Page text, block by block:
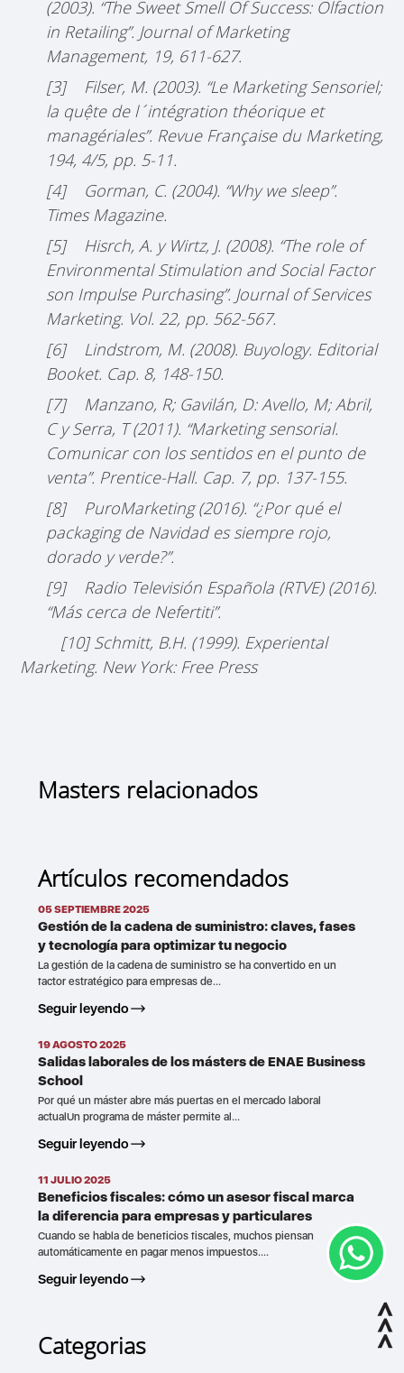
(2003). “The Sweet Smell Of Success: Olfaction
in Retailing”. Journal of Marketing
Management, 19, 611-627.
[3] Filser, M. (2003). “Le Marketing Sensoriel;
la quệte de l´intégration théorique et
managériales”. Revue Française du Marketing,
194, 4/5, pp. 5-11.
[4] Gorman, C. (2004). “Why we sleep”.
Times Magazine.
[5] Hisrch, A. y Wirtz, J. (2008). “The role of
Environmental Stimulation and Social Factor
son Impulse Purchasing”. Journal of Services
Marketing. Vol. 22, pp. 562-567.
[6] Lindstrom, M. (2008). Buyology. Editorial
Booket. Cap. 8, 148-150.
[7] Manzano, R; Gavilán, D: Avello, M; Abril,
C y Serra, T (2011). “Marketing sensorial.
Comunicar con los sentidos en el punto de
venta”. Prentice-Hall. Cap. 7, pp. 137-155.
[8] PuroMarketing (2016). “¿Por qué el
packaging de Navidad es siempre rojo,
dorado y verde?”.
[9] Radio Televisión Española (RTVE) (2016).
“Más cerca de Nefertiti”.
[10] Schmitt, B.H. (1999). Experiental
Marketing. New York: Free Press
Masters relacionados
Artículos recomendados
05 SEPTIEMBRE 2025
Gestión de la cadena de suministro: claves, fases
y tecnología para optimizar tu negocio
La gestión de la cadena de suministro se ha convertido en un
factor estratégico para empresas de...
Seguir leyendo
19 AGOSTO 2025
Salidas laborales de los másters de ENAE Business
School
Por qué un máster abre más puertas en el mercado laboral
actualUn programa de máster permite al...
Seguir leyendo
11 JULIO 2025
Beneficios fiscales: cómo un asesor fiscal marca
la diferencia para empresas y particulares
Cuando se habla de beneficios fiscales, muchos piensan
automáticamente en pagar menos impuestos....
Seguir leyendo
Categorias